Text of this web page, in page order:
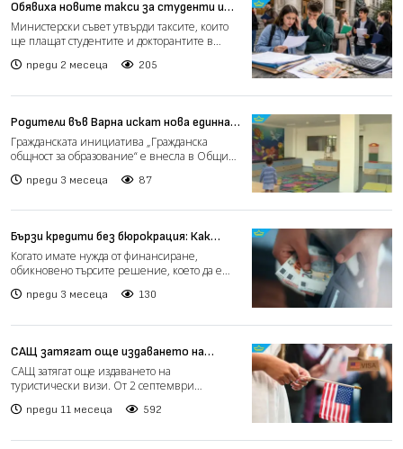
Обявиха новите такси за студенти и
докторанти
Министерски съвет утвърди таксите, които
ще плащат студентите и докторантите в
преди 2 месеца 205
Родители във Варна искат нова единна
система за прием в ясли и градини
(видео)
Гражданската инициатива „Гражданска
общност за образование“ е внесла в Община
преди 3 месеца 87
Бързи кредити без бюрокрация: Как
работи CashCredit?
Когато имате нужда от финансиране,
обикновено търсите решение, което да е
преди 3 месеца 130
САЩ затягат още издаването на
туристически визи
САЩ затягат още издаването на
туристически визи. От 2 септември
преди 11 месеца 592